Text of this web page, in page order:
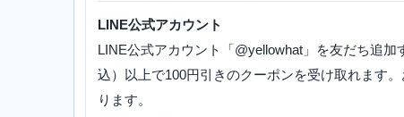
LINE公式アカウント
LINE公式アカウント「@yellowhat」を友だち追
込）以上で100円引きのクーポンを受け取れます
ります。